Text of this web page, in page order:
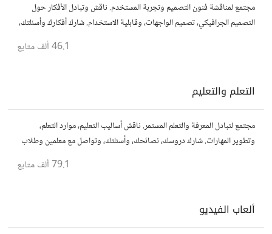
مجتمع لمناقشة فنون التصميم وتجربة المستخدم. ناقش وتبادل الأفكار حول
التصميم الجرافيكي، تصميم الواجهات، وقابلية الاستخدام. شارك أفكارك وأسئلتك،
وتواصل مع مصممين ومتخصصين في تحسين تجربة المستخدم.
46.1 ألف متابع
التعلم والتعليم
مجتمع لتبادل المعرفة والتعلم المستمر. ناقش أساليب التعليم، موارد التعلم،
وتطوير المهارات. شارك دروسك، نصائحك، وأسئلتك، وتواصل مع معلمين وطلاب
79.1 ألف متابع
ألعاب الفيديو